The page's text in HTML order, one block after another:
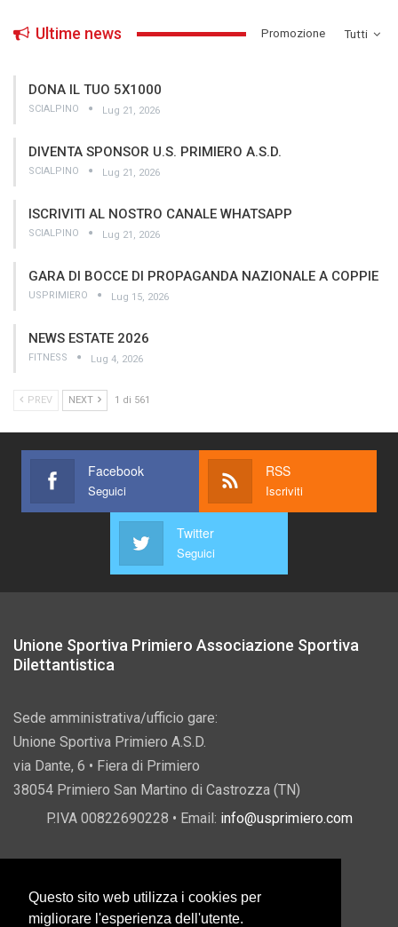
Tutti
Ultime news ­Promozione
DONA IL TUO 5X1000
SCIALPINO Lug 21, 2026
DIVENTA SPONSOR U.S. PRIMIERO A.S.D.
SCIALPINO Lug 21, 2026
ISCRIVITI AL NOSTRO CANALE WHATSAPP
SCIALPINO Lug 21, 2026
GARA DI BOCCE DI PROPAGANDA NAZIONALE A COPPIE
USPRIMIERO Lug 15, 2026
NEWS ESTATE 2026
FITNESS Lug 4, 2026
PREV NEXT 1 di 561
Facebook
Seguici
RSS
Iscriviti
Twitter
Seguici
Unione Sportiva Primiero Associazione Sportiva
Dilettantistica
Sede amministrativa/ufficio gare:
Unione Sportiva Primiero A.S.D.
via Dante, 6 • Fiera di Primiero
38054 Primiero San Martino di Castrozza (TN)
P.IVA 00822690228 • Email: info@usprimiero.com
Vantaggi da Pubblica Amministrazione
Questo sito web utilizza i cookies per
migliorare l'esperienza dell'utente.